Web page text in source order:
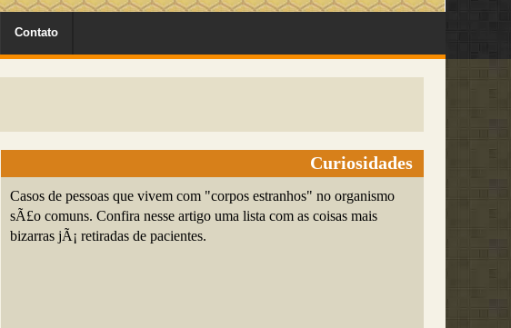
Contato
Curiosidades
Casos de pessoas que vivem com "corpos estranhos" no organismo
sÃ£o comuns. Confira nesse artigo uma lista com as coisas mais
bizarras jÃ¡ retiradas de pacientes.